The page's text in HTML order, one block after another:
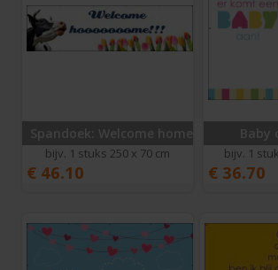
Spandoek: Welcome home!
bijv. 1 stuks 250 x 70 cm
€ 46.10
Baby
bijv. 1
€ 36.70